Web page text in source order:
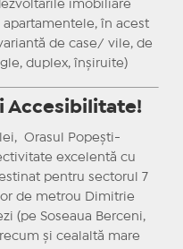
imobiliare
în acest
de case/ vile, de
duplex, înșiruite)
Accesibilitate!
Orasul Popești-
excelentă cu
pentru sectorul 7
de metrou Dimitrie
(pe Soseaua Berceni,
și cealaltă mare